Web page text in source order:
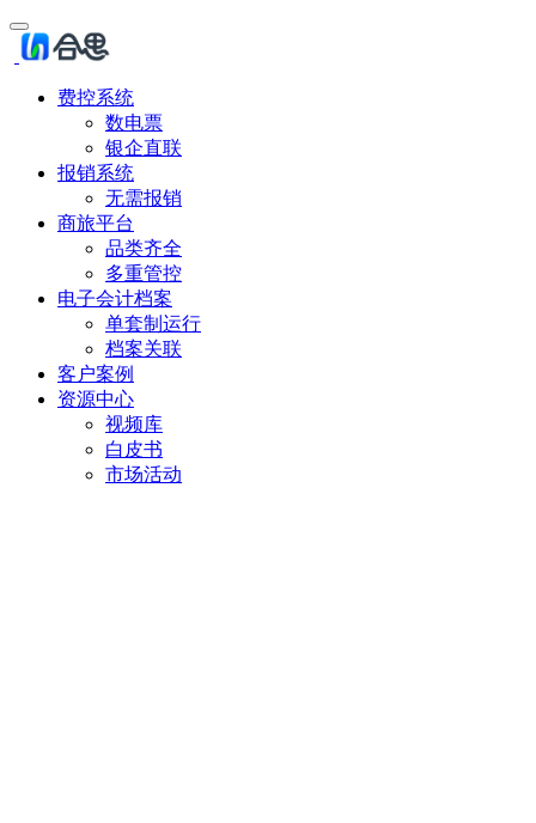
费控系统
数电票
银企直联
报销系统
无需报销
商旅平台
品类齐全
多重管控
电子会计档案
单套制运行
档案关联
客户案例
资源中心
视频库
白皮书
市场活动